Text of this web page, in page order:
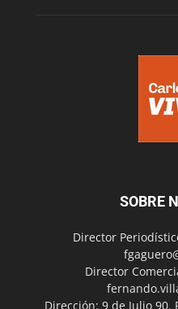
SOBRE
Director
Director
Dirección: 9 de Julio 90.